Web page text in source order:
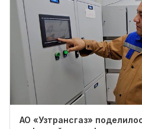
АО «Узтрансгаз»